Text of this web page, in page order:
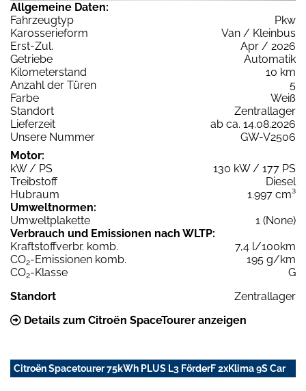
Allgemeine Daten:
Fahrzeugtyp
Pkw
Karosserieform
Van / Kleinbus
Erst-Zul.
Apr / 2026
Getriebe
Automatik
Kilometerstand
10 km
Anzahl der Türen
5
Farbe
Weiß
Standort
Zentrallager
Lieferzeit
ab ca. 14.08.2026
Unsere Nummer
GW-V2506
Motor:
kW / PS
130 kW / 177 PS
Treibstoff
Diesel
Hubraum
1.997 cm³
Umweltnormen:
Umweltplakette
1 (None)
Verbrauch und Emissionen nach WLTP:
Kraftstoffverbr. komb.
7,4 l/100km
CO2-Emissionen komb.
195 g/km
CO2-Klasse
G
Standort
Zentrallager
Details zum Citroën SpaceTourer anzeigen
Citroën Spacetourer 75kWh PLUS L3 FörderF 2xKlima 9S Car